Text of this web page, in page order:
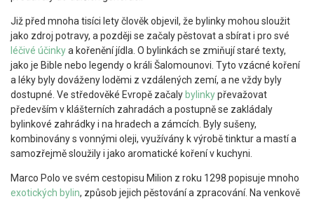
Již před mnoha tisíci lety člověk objevil, že bylinky mohou sloužit
jako zdroj potravy, a později se začaly pěstovat a sbírat i pro své
léčivé účinkya kořenění jídla. O bylinkách se zmiňují staré texty,
jako je Bible nebo legendy o králi Šalomounovi. Tyto vzácné koření
a léky byly dováženy loděmi z vzdálených zemí, a ne vždy byly
dostupné. Ve středověké Evropě začaly bylinkypřevažovat
především v klášterních zahradách a postupně se zakládaly
bylinkové zahrádky i na hradech a zámcích. Byly sušeny,
kombinovány s vonnými oleji, využívány k výrobě tinktur a mastí a
samozřejmě sloužily i jako aromatické koření v kuchyni.
Marco Polo ve svém cestopisu Milion z roku 1298 popisuje mnoho
exotických bylin, způsob jejich pěstování a zpracování. Na venkově